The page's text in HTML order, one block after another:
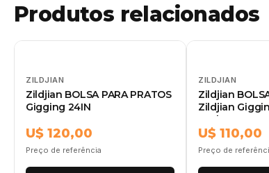
Produtos relacionados
ZILDJIAN
Zildjian BOLSA PARA PRATOS
Gigging 24IN
U$ 120,00
Preço de referência
ZILDJIAN
Zildjian
Zildjian
Zxcb00422
U$ 110,00
Preço de